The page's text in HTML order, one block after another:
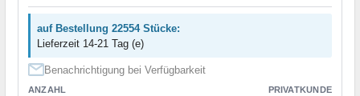
auf Bestellung 22554 Stücke:
Lieferzeit 14-21 Tag (e)
Benachrichtigung bei Verfügbarkeit
ANZAHL PRIVATKUNDE